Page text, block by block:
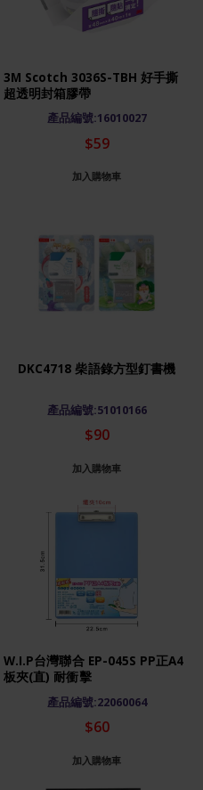
3M Scotch 3036S-TBH 好手撕
超透明封箱膠帶
產品編號:16010027
$59
加入購物車
DKC4718 柴語錄方型釘書機
產品編號:51010166
$90
加入購物車
W.I.P台灣聯合 EP-045S PP正A4
板夾(直) 耐衝擊
產品編號:22060064
$60
加入購物車